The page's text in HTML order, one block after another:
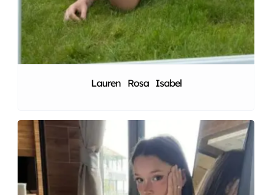
Lauren Rosa Isabel